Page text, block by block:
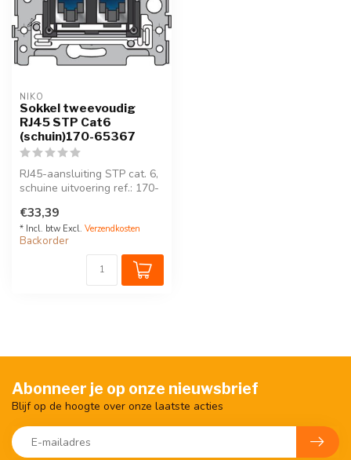
NIKO
Sokkel tweevoudig
RJ45 STP Cat6
(schuin)170-65367
RJ45-aansluiting STP cat. 6,
schuine uitvoering ref.: 170-
€33,39
* Incl. btw Excl. Verzendkosten
Backorder
Abonneer je op onze nieuwsbrief
Blijf op de hoogte over onze laatste acties